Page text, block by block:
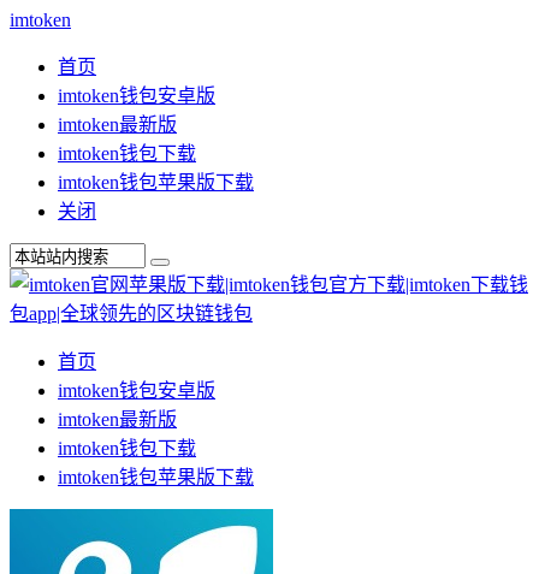
imtoken
首页
imtoken钱包安卓版
imtoken最新版
imtoken钱包下载
imtoken钱包苹果版下载
关闭
首页
imtoken钱包安卓版
imtoken最新版
imtoken钱包下载
imtoken钱包苹果版下载